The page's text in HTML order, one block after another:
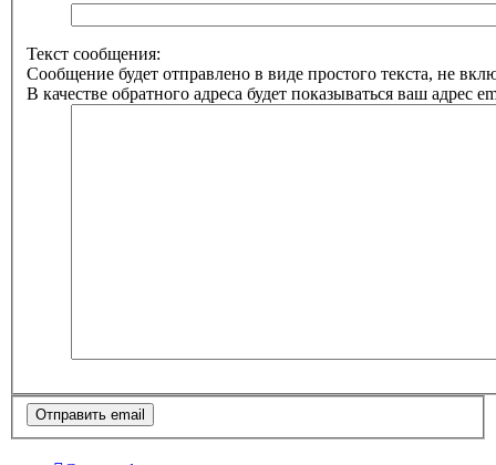
Текст сообщения:
Сообщение будет отправлено в виде простого текста, не
В качестве обратного адреса будет показываться ваш адрес